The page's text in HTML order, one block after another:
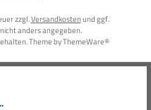
zzgl.Versandkostenund ggf.
anders angegeben.
Theme byThemeWare®